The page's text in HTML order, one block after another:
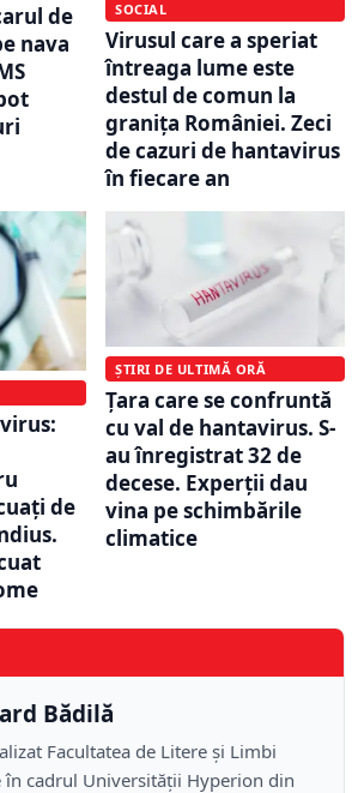
de
nava
SOCIAL
Virusul care a speriat
întreaga lume este
destul de comun la
granița României. Zeci
de cazuri de hantavirus
în fiecare an
de
ȘTIRI DE ULTIMĂ ORĂ
Țara care se confruntă
cu val de hantavirus. S-
au înregistrat 32 de
decese. Experții dau
vina pe schimbările
climatice
Bădilă
Facultatea de Litere și Limbi
în cadrul Universității Hyperion din